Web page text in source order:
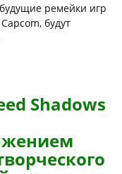
ремейки игр
будут
Shadows